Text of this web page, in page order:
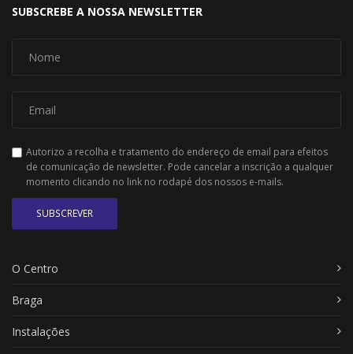
SUBSCREBE A NOSSA NEWSLETTER
Autorizo a recolha e tratamento do endereço de email para efeitos
de comunicação de newsletter. Pode cancelar a inscrição a qualquer
momento clicando no link no rodapé dos nossos e-mails.
SUBSCREVER
O Centro
Braga
Instalações